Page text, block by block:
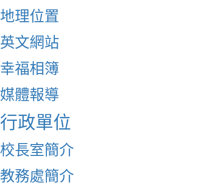
地理位置
英文網站
幸福相簿
媒體報導
行政單位
校長室簡介
教務處簡介